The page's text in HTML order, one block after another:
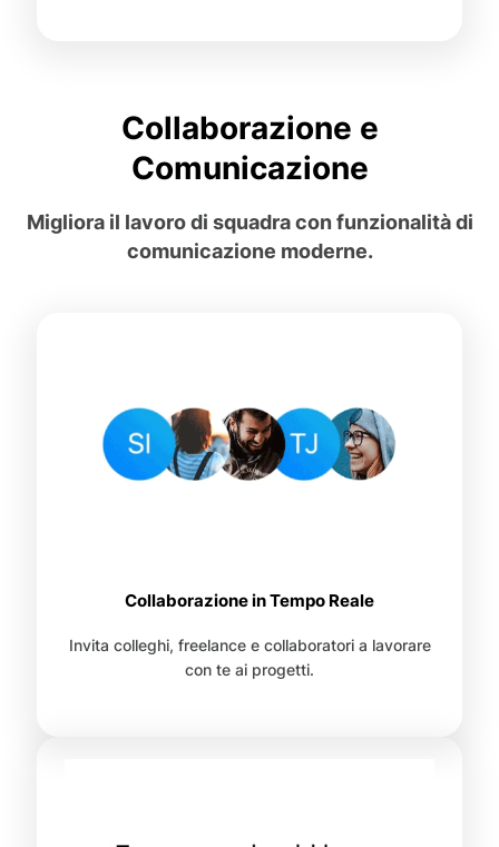
Collaborazione e
Comunicazione
Migliora il lavoro di squadra con funzionalità di
comunicazione moderne.
Collaborazione in Tempo Reale
Invita colleghi, freelance e collaboratori a lavorare
con te ai progetti.